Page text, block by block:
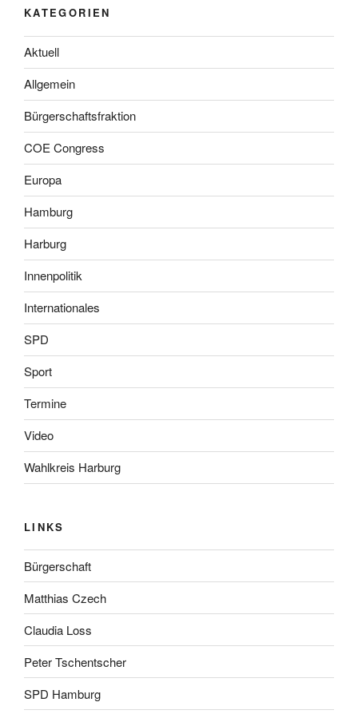
KATEGORIEN
Aktuell
Allgemein
Bürgerschaftsfraktion
COE Congress
Europa
Hamburg
Harburg
Innenpolitik
Internationales
SPD
Sport
Termine
Video
Wahlkreis Harburg
LINKS
Bürgerschaft
Matthias Czech
Claudia Loss
Peter Tschentscher
SPD Hamburg